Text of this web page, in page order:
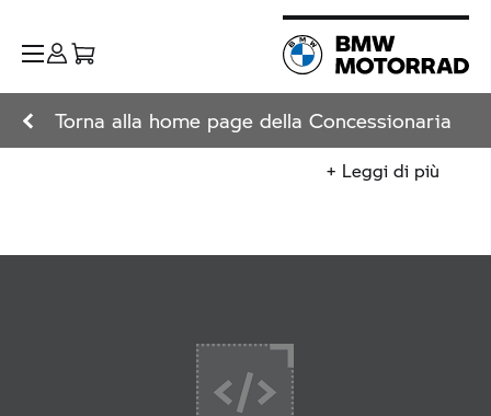
Torna alla home page della Concessionaria
+ Leggi di più